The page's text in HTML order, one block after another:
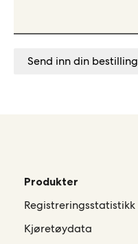
Send inn din bestilling
Produkter
Registreringsstatistikk
Kjøretøydata